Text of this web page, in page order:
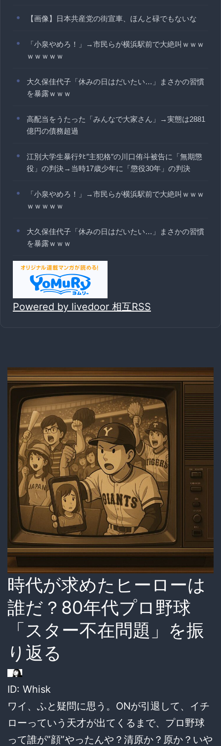
【画像】日本共産党の街宣車、ほんと碌でもないな
「小泉やめろ！」→市民らが横浜駅前で大絶叫ｗｗｗ
ｗｗｗｗｗ
大久保佳代子「休みの日はだいたい…」まさかの習慣
を暴露ｗｗｗ
高配当をうたった「みんなで大家さん」→実態は2881
億円の債務超過
江別大学生暴行ﾀﾋ″主犯格″の川口侑斗被告に「無期懲
役」の判決→当時17歳少年に「懲役30年」の判決
「小泉やめろ！」→市民らが横浜駅前で大絶叫ｗｗｗ
ｗｗｗｗｗ
大久保佳代子「休みの日はだいたい…」まさかの習慣
を暴露ｗｗｗ
Powered by livedoor 相互RSS
時代が求めたヒーローは
誰だ？80年代プロ野球
「スター不在問題」を振
り返る
ID: Whisk
ワイ、ふと疑問に思う。ONが引退して、イチ
ローっていう天才が出てくるまで、プロ野球
って誰が”顔”やったんや？清原か？原か？いや